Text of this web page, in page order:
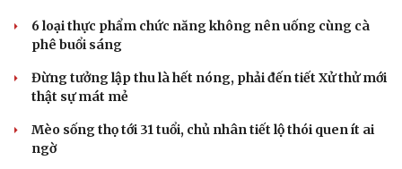
6 loại thực phẩm chức năng không nên uống cùng cà
phê buổi sáng
Đừng tưởng lập thu là hết nóng, phải đến tiết Xử thử mới
thật sự mát mẻ
Mèo sống thọ tới 31 tuổi, chủ nhân tiết lộ thói quen ít ai
ngờ